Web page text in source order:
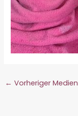
← Vorheriger Medien